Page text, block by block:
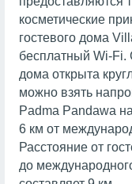
косметические
гостевого дома
бесплатный Wi-Fi.
дома открыта
можно взять
Padma Pandawa
6 км от
Расстояние от
до